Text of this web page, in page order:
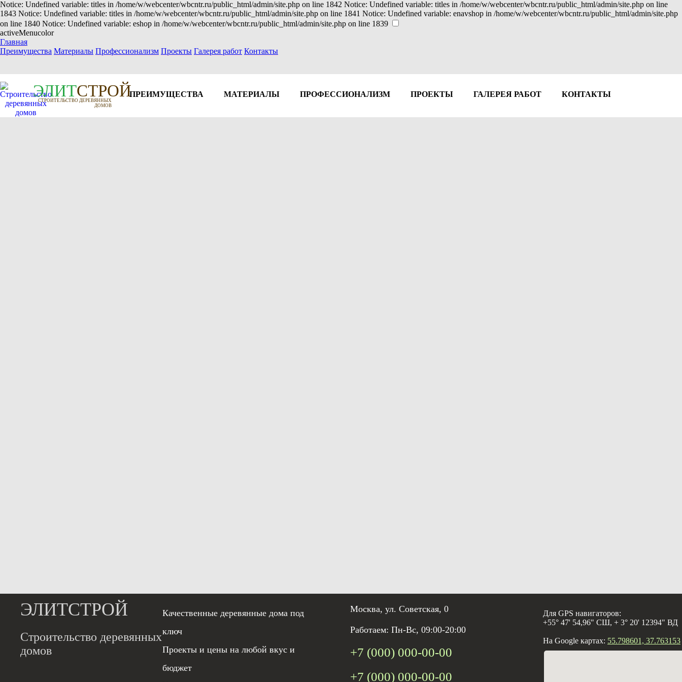
Notice: Undefined variable: titles in /home/w/webcenter/wbcntr.ru/public_html/admin/site.php on line 1842 Notice: Undefined variable: titles in /home/w/webcenter/wbcntr.ru/public_html/admin/site.php on line
1843 Notice: Undefined variable: titles in /home/w/webcenter/wbcntr.ru/public_html/admin/site.php on line 1841 Notice: Undefined variable: enavshop in /home/w/webcenter/wbcntr.ru/public_html/admin/site.php
on line 1840 Notice: Undefined variable: eshop in /home/w/webcenter/wbcntr.ru/public_html/admin/site.php on line 1839
activeMenucolor
Главная
Преимущества Материалы Профессионализм Проекты Галерея работ Контакты
ЭЛИТСТРОЙ
СТРОИТЕЛЬСТВО ДЕРЕВЯННЫХ
ДОМОВ
ПРЕИМУЩЕСТВА МАТЕРИАЛЫ ПРОФЕССИОНАЛИЗМ ПРОЕКТЫ ГАЛЕРЕЯ РАБОТ КОНТАКТЫ
ЭЛИТСТРОЙ
Строительство деревянных
домов
Качественные деревянные дома под
ключ
Проекты и цены на любой вкус и
бюджет
Москва, ул. Советская, 0
Работаем: Пн-Вс, 09:00-20:00
+7 (000) 000-00-00
+7 (000) 000-00-00
Для GPS навигаторов:
+55° 47' 54,96" СШ, + 3° 20' 12394" ВД
На Google картах: 55.798601, 37.763153